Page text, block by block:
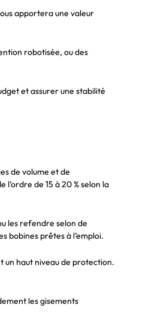
apportera une valeur
robotisée, ou des
et assurer une stabilité
de volume et de
de 15 à 20 % selon la
les refendre selon de
bobines prêtes à l’emploi.
un haut niveau de protection.
les gisements